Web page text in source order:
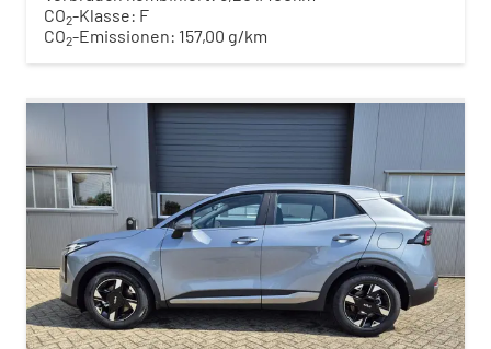
CO2-Klasse: F
CO2-Emissionen: 157,00 g/km